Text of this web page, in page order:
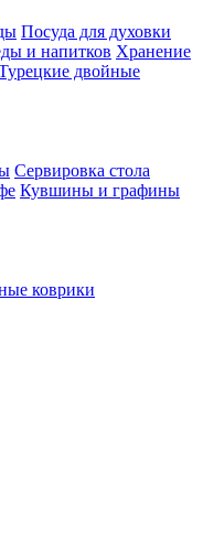
Посуда для духовки
и напитков Хранение
двойные
Сервировка стола
Кувшины и графины
коврики